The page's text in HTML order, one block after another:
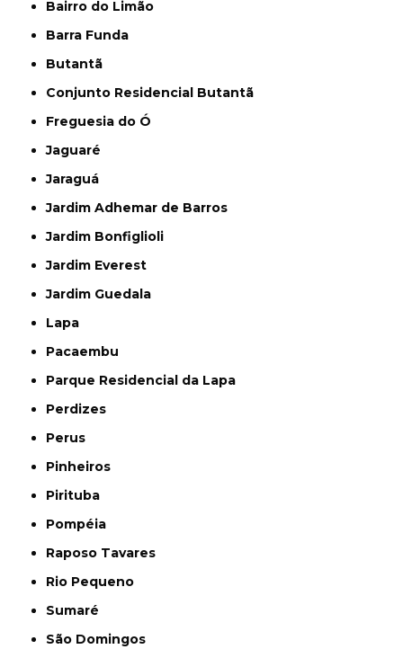
Bairro do Limão
Barra Funda
Butantã
Conjunto Residencial Butantã
Freguesia do Ó
Jaguaré
Jaraguá
Jardim Adhemar de Barros
Jardim Bonfiglioli
Jardim Everest
Jardim Guedala
Lapa
Pacaembu
Parque Residencial da Lapa
Perdizes
Perus
Pinheiros
Pirituba
Pompéia
Raposo Tavares
Rio Pequeno
Sumaré
São Domingos